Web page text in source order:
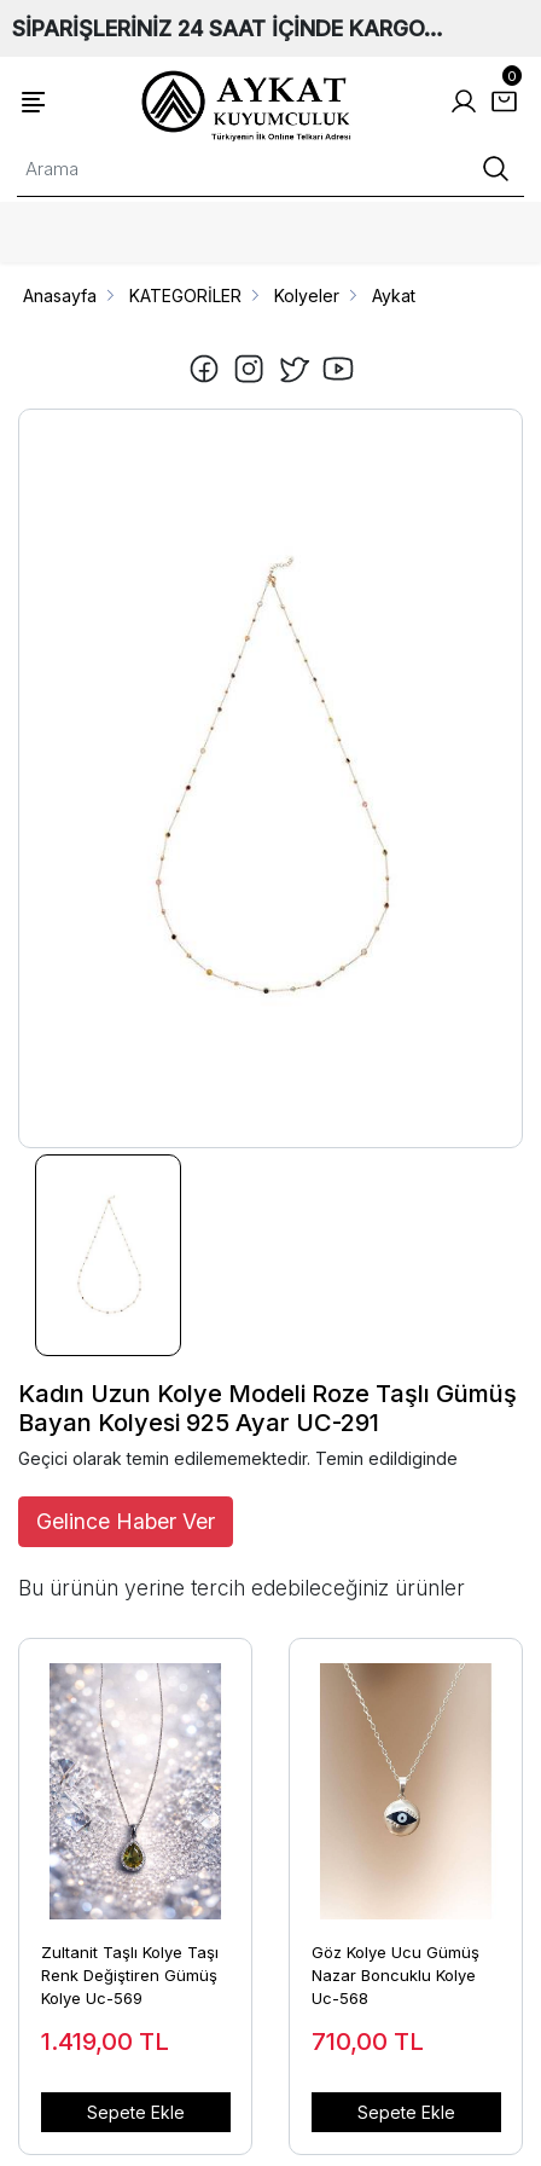
SİPARİŞLERİNİZ 24 SAAT İÇİNDE KARGO…
0
Anasayfa KATEGORİLER Kolyeler Aykat
Kadın Uzun Kolye Modeli Roze Taşlı Gümüş
Bayan Kolyesi 925 Ayar UC-291
Geçici olarak temin edilememektedir. Temin edildiginde
Gelince Haber Ver
Bu ürünün yerine tercih edebileceğiniz ürünler
Zultanit Taşlı Kolye Taşı
Renk Değiştiren Gümüş
Kolye Uc-569
1.419,00 TL
Sepete Ekle
Göz Kolye Ucu Gümüş
Nazar Boncuklu Kolye
Uc-568
710,00 TL
Sepete Ekle